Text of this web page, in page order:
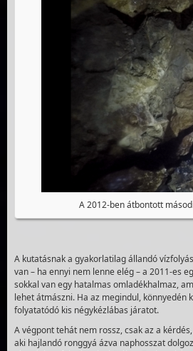
A 2012-ben átbontott
A kutatásnak a gyakorlatilag állandó
van – ha ennyi nem lenne elég – a 2011-es
sokkal van egy hatalmas omladékhalmaz,
lehet átmászni. Ha az megindul, könnyedén
folyatatódó kis négykézlábas járatot.
A végpont tehát nem rossz, csak az a
aki hajlandó ronggyá ázva naphosszat